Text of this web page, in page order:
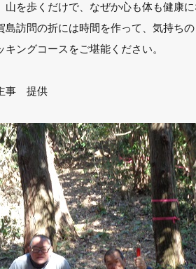
山を歩くだけで、なぜか心も体も健康
島訪問の折には時間を作って、気持ち
ングコースをご堪能ください。
事 提供